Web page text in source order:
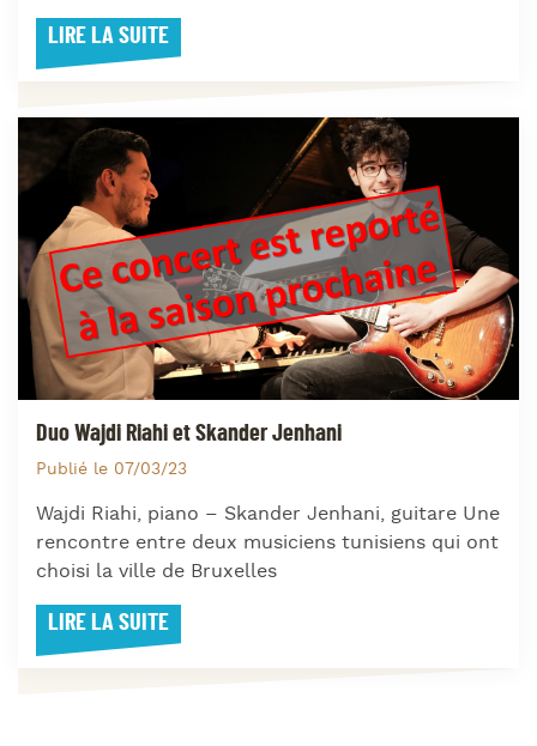
LIRE LA SUITE
Duo Wajdi Riahi et Skander Jenhani
Publié le 07/03/23
Wajdi Riahi, piano – Skander Jenhani, guitare Une
rencontre entre deux musiciens tunisiens qui ont
choisi la ville de Bruxelles
LIRE LA SUITE